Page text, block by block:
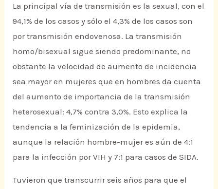
La principal vía de transmisión es la sexual, con el
94,1% de los casos y sólo el 4,3% de los casos son
por transmisión endovenosa. La transmisión
homo/bisexual sigue siendo predominante, no
obstante la velocidad de aumento de incidencia
sea mayor en mujeres que en hombres da cuenta
del aumento de importancia de la transmisión
heterosexual: 4,7% contra 3,0%. Esto explica la
tendencia a la feminización de la epidemia,
aunque la relación hombre-mujer es aún de 4:1
para la infección por VIH y 7:1 para casos de SIDA.
Tuvieron que transcurrir seis años para que el